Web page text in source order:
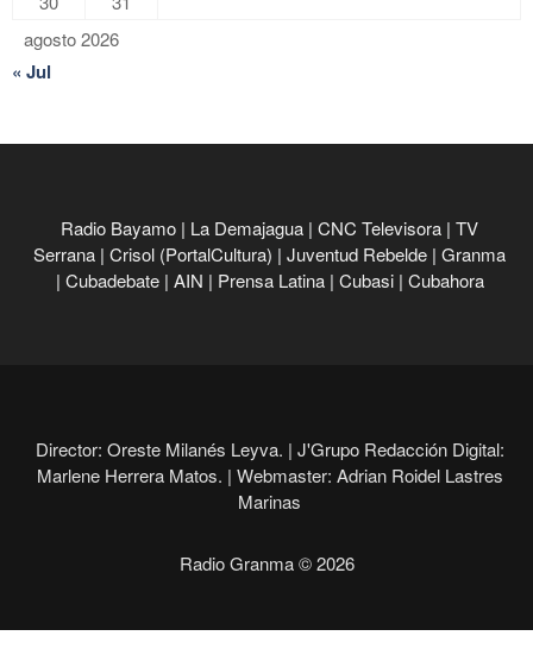
agosto 2026
« Jul
Radio Bayamo | La Demajagua | CNC Televisora | TV
Serrana | Crisol (PortalCultura) | Juventud Rebelde | Granma
| Cubadebate | AIN | Prensa Latina | Cubasi | Cubahora
Director: Oreste Milanés Leyva. | J'Grupo Redacción Digital:
Marlene Herrera Matos. | Webmaster: Adrian Roidel Lastres
Marinas
Radio Granma © 2026